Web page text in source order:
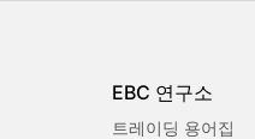
EBC 연구소
트레이딩 용어집